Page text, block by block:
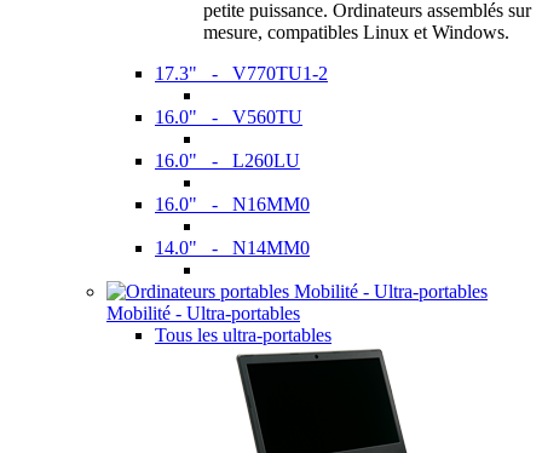
petite puissance. Ordinateurs assemblés sur
mesure, compatibles Linux et Windows.
17.3" - V770TU1-2
16.0" - V560TU
16.0" - L260LU
16.0" - N16MM0
14.0" - N14MM0
Mobilité - Ultra-portables
Tous les ultra-portables